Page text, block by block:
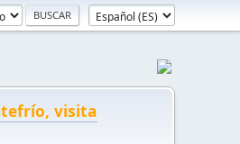
visita